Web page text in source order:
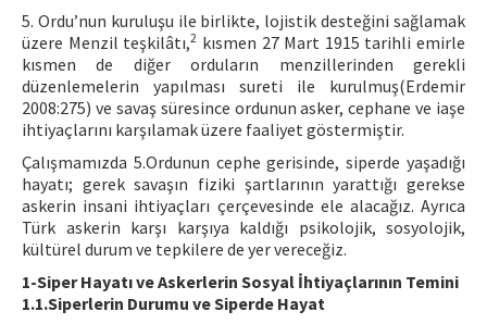
5. Ordu’nun kuruluşu ile birlikte, lojistik desteğini sağlamak
üzere Menzil teşkilâtı,2 kısmen 27 Mart 1915 tarihli emirle
kısmen de diğer orduların menzillerinden gerekli
düzenlemelerin yapılması sureti ile kurulmuş(Erdemir
2008:275) ve savaş süresince ordunun asker, cephane ve iaşe
ihtiyaçlarını karşılamak üzere faaliyet göstermiştir.
Çalışmamızda 5.Ordunun cephe gerisinde, siperde yaşadığı
hayatı; gerek savaşın fiziki şartlarının yarattığı gerekse
askerin insani ihtiyaçları çerçevesinde ele alacağız. Ayrıca
Türk askerin karşı karşıya kaldığı psikolojik, sosyolojik,
kültürel durum ve tepkilere de yer vereceğiz.
1-Siper Hayatı ve Askerlerin Sosyal İhtiyaçlarının Temini
1.1.Siperlerin Durumu ve Siperde Hayat